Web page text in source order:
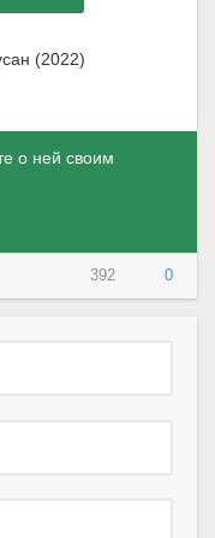
(2022)
о ней своим
392 0